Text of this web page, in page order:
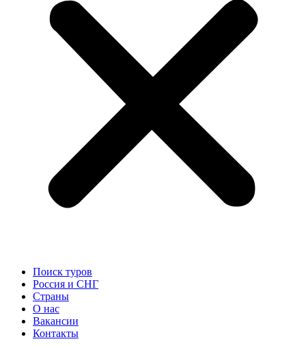
Поиск туров
Россия и СНГ
Cтраны
О нас
Вакансии
Контакты